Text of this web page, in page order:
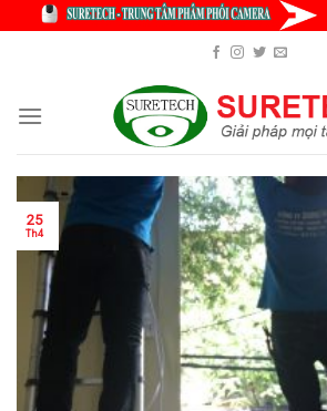
25
Th4